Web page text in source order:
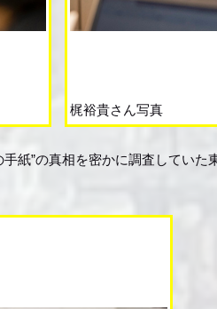
梶裕貴さん写真
紙”の真相を密かに調査してい